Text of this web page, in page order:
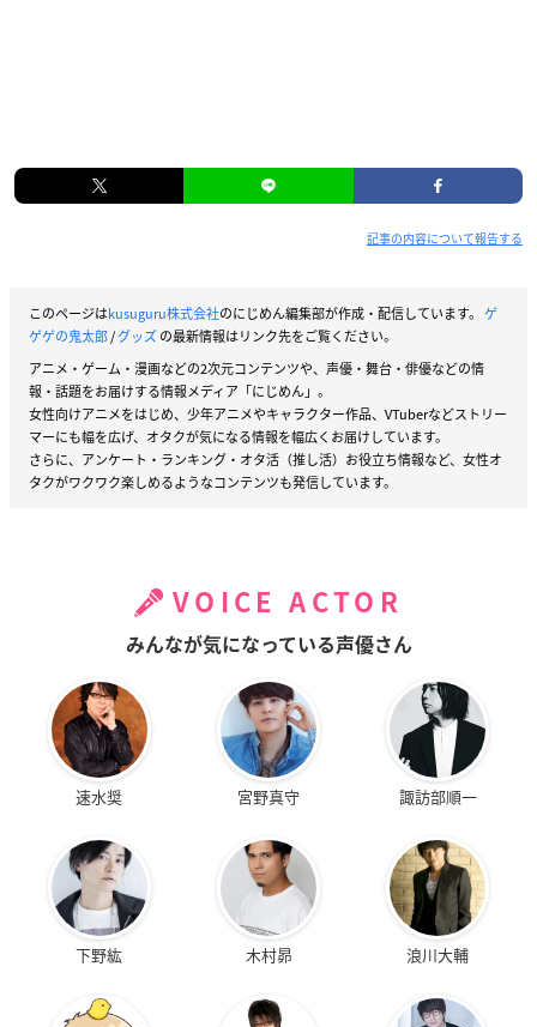
記事の内容について報告する
このページはkusuguru株式会社のにじめん編集部が作成・配信しています。 ゲ
ゲゲの鬼太郎/グッズの最新情報はリンク先をご覧ください。
アニメ・ゲーム・漫画などの2次元コンテンツや、声優・舞台・俳優などの情
報・話題をお届けする情報メディア「にじめん」。
女性向けアニメをはじめ、少年アニメやキャラクター作品、VTuberなどストリー
マーにも幅を広げ、オタクが気になる情報を幅広くお届けしています。
さらに、アンケート・ランキング・オタ活（推し活）お役立ち情報など、女性オ
タクがワクワク楽しめるようなコンテンツも発信しています。
VOICE ACTOR
みんなが気になっている声優さん
速水奨 宮野真守 諏訪部順一
下野紘 木村昴 浪川大輔